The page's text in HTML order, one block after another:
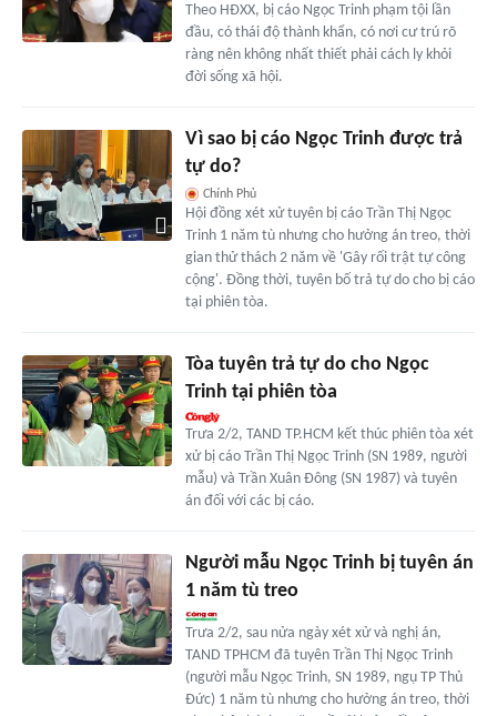
Theo HĐXX, bị cáo Ngọc Trinh phạm tội lần
đầu, có thái độ thành khẩn, có nơi cư trú rõ
ràng nên không nhất thiết phải cách ly khỏi
đời sống xã hội.
Vì sao bị cáo Ngọc Trinh được trả
tự do?
Chính Phủ
Hội đồng xét xử tuyên bị cáo Trần Thị Ngọc
Trinh 1 năm tù nhưng cho hưởng án treo, thời
gian thử thách 2 năm về 'Gây rối trật tự công
cộng'. Đồng thời, tuyên bố trả tự do cho bị cáo
tại phiên tòa.
Tòa tuyên trả tự do cho Ngọc
Trinh tại phiên tòa
Trưa 2/2, TAND TP.HCM kết thúc phiên tòa xét
xử bị cáo Trần Thị Ngọc Trinh (SN 1989, người
mẫu) và Trần Xuân Đông (SN 1987) và tuyên
án đối với các bị cáo.
Người mẫu Ngọc Trinh bị tuyên án
1 năm tù treo
Trưa 2/2, sau nửa ngày xét xử và nghị án,
TAND TPHCM đã tuyên Trần Thị Ngọc Trinh
(người mẫu Ngọc Trinh, SN 1989, ngụ TP Thủ
Đức) 1 năm tù nhưng cho hưởng án treo, thời